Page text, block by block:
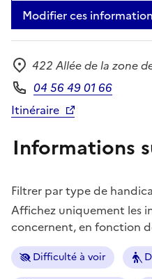
Modifier ces
Adresse
422 Allée de la zone
Téléphone
04 56 49 01 66
Itinéraire
Informations
Filtrer par type de
Affichez uniquement les
concernent, en fonction
Difficulté à voir